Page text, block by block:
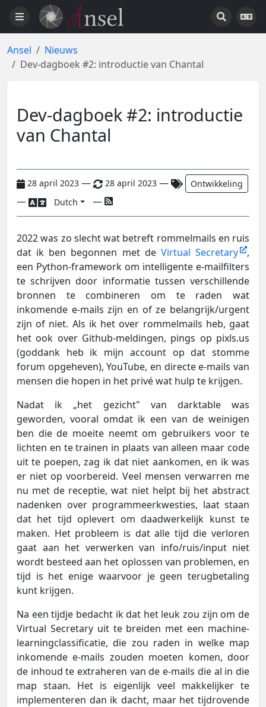
Ansel
Nieuws
Dev-dagboek #2: introductie van Chantal
Dev-dagboek #2: introductie
van Chantal
28 april 2023 — 28 april 2023 — Ontwikkeling
— Dutch —
2022 was zo slecht wat betreft rommelmails en ruis
dat ik ben begonnen met de Virtual Secretary ,
een Python-framework om intelligente e-mailfilters
te schrijven door informatie tussen verschillende
bronnen te combineren om te raden wat
inkomende e-mails zijn en of ze belangrijk/urgent
zijn of niet. Als ik het over rommelmails heb, gaat
het ook over Github-meldingen, pings op pixls.us
(goddank heb ik mijn account op dat stomme
forum opgeheven), YouTube, en directe e-mails van
mensen die hopen in het privé wat hulp te krijgen.
Nadat ik „het gezicht" van darktable was
geworden, vooral omdat ik een van de weinigen
ben die de moeite neemt om gebruikers voor te
lichten en te trainen in plaats van alleen maar code
uit te poepen, zag ik dat niet aankomen, en ik was
er niet op voorbereid. Veel mensen verwarren me
nu met de receptie, wat niet helpt bij het abstract
nadenken over programmeerkwesties, laat staan
dat het tijd oplevert om daadwerkelijk kunst te
maken. Het probleem is dat alle tijd die verloren
gaat aan het verwerken van info/ruis/input niet
wordt besteed aan het oplossen van problemen, en
tijd is het enige waarvoor je geen terugbetaling
kunt krijgen.
Na een tijdje bedacht ik dat het leuk zou zijn om de
Virtual Secretary uit te breiden met een machine-
learningclassificatie, die zou raden in welke map
inkomende e-mails zouden moeten komen, door
de inhoud te extraheren van de e-mails die al in die
map staan. Het is eigenlijk veel makkelijker te
implementeren dan ik dacht, maar het tijdrovende